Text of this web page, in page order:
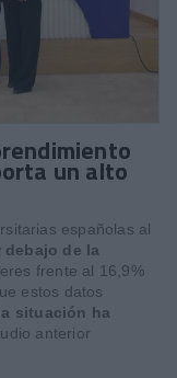
un alto
españolas al
debajo de la
frente al 16,9%
estos datos
situación ha
anterior